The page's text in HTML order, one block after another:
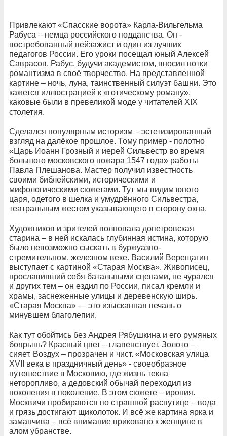
Привлекают «Спасские ворота» Карла-Вильгельма
Рабуса – немца российского подданства. Он -
востребованный пейзажист и один из лучших
педагогов России. Его уроки посещал юный Алексей
Саврасов. Рабус, будучи академистом, вносил нотки
романтизма в своё творчество. На представленной
картине – ночь, луна, таинственный силуэт башни. Это
кажется иллюстрацией к «готическому роману»,
каковые были в превеликой моде у читателей XIX
cтолетия.
Сделался популярным историзм – эстетизированный
взгляд на далёкое прошлое. Тому пример - полотно
«Царь Иоанн Грозный и иерей Сильвестр во время
большого московского пожара 1547 года» работы
Павла Плешанова. Мастер получил известность
своими библейскими, историческими и
мифологическими сюжетами. Тут мы видим юного
царя, одетого в шелка и умудрённого Сильвестра,
театральным жестом указывающего в сторону окна.
Художников и зрителей волновала допетровская
старина – в ней искалась глубинная истина, которую
было невозможно сыскать в буржуазно-
стремительном, железном веке. Василий Верещагин
выступает с картиной «Старая Москва». Живописец,
прославивший себя батальными сценами, не чурался
и других тем – он ездил по России, писал кремли и
храмы, заснеженные улицы и деревенскую ширь.
«Старая Москва» — это изысканная печаль о
минувшем благолепии.
Как тут обойтись без Андрея Рябушкина и его румяных
боярынь? Красный цвет – главенствует. Золото –
сияет. Воздух – прозрачен и чист. «Московская улица
XVII века в праздничный день» - своеобразное
путешествие в Московию, где жизнь текла
неторопливо, а дедовский обычай переходил из
поколения в поколение. В этом сюжете – ирония.
Москвичи пробираются по страшной распутице – вода
и грязь достигают щиколоток. И всё же картина ярка и
заманчива – всё внимание приковано к женщине в
алом убранстве.